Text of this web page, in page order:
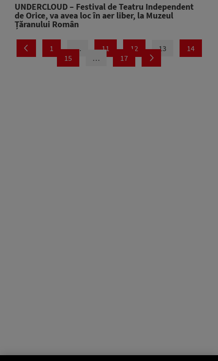
UNDERCLOUD – Festival de Teatru Independent
de Orice, va avea loc în aer liber, la Muzeul
Țăranului Român
1 … 11 12 13
14
15
… 17